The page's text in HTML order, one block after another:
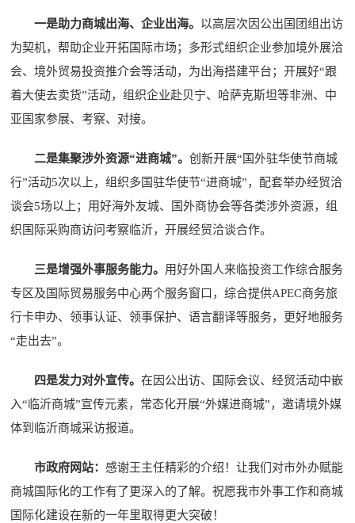
一是助力商城出海、企业出海。 以高层次因公出国团组出访
为契机，帮助企业开拓国际市场；多形式组织企业参加境外展洽
会、境外贸易投资推介会等活动，为出海搭建平台；开展好“跟
着大使去卖货”活动，组织企业赴贝宁、哈萨克斯坦等非洲、中
亚国家参展、考察、对接。
二是集聚涉外资源“进商城”。创新开展“国外驻华使节商城
行”活动5次以上，组织多国驻华使节“进商城”，配套举办经贸洽
谈会5场以上；用好海外友城、国外商协会等各类涉外资源，组
织国际采购商访问考察临沂，开展经贸洽谈合作。
三是增强外事服务能力。 用好外国人来临投资工作综合服务
专区及国际贸易服务中心两个服务窗口，综合提供APEC商务旅
行卡申办、领事认证、领事保护、语言翻译等服务，更好地服务
“走出去”。
四是发力对外宣传。在因公出访、国际会议、经贸活动中嵌
入“临沂商城”宣传元素，常态化开展“外媒进商城”，邀请境外媒
体到临沂商城采访报道。
市政府网站：感谢王主任精彩的介绍！让我们对市外办赋能
商城国际化的工作有了更深入的了解。祝愿我市外事工作和商城
国际化建设在新的一年里取得更大突破！